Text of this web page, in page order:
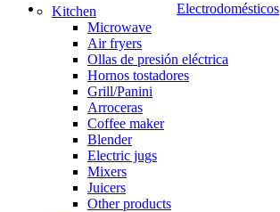
Electrodomésticos
Kitchen
Microwave
Air fryers
Ollas de presión eléctrica
Hornos tostadores
Grill/Panini
Arroceras
Coffee maker
Blender
Electric jugs
Mixers
Juicers
Other products